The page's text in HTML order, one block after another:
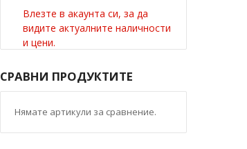
Влезте в акаунта си, за да
видите актуалните наличности
и цени.
СРАВНИ ПРОДУКТИТЕ
Нямате артикули за сравнение.